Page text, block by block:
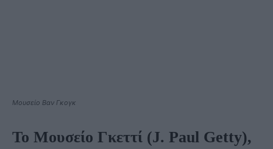
Μουσείο Βαν Γκογκ
Το Μουσείο Γκεττί (J. Paul Getty),